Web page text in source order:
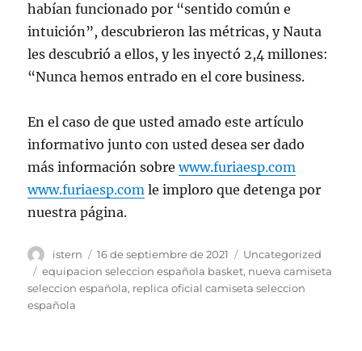
habían funcionado por “sentido común e
intuición”, descubrieron las métricas, y Nauta
les descubrió a ellos, y les inyectó 2,4 millones:
“Nunca hemos entrado en el core business.
En el caso de que usted amado este artículo
informativo junto con usted desea ser dado
más información sobrewww.furiaesp.com
www.furiaesp.com le imploro que detenga por
nuestra página.
Autor
istern
Publicado
el
16 de septiembre de 2021 Categorías
Uncategorized
Etiquetas
equipacion seleccion española basket, nueva camiseta
seleccion española, replica oficial camiseta seleccion
española